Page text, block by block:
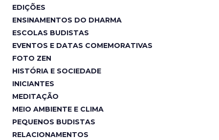
EDIÇÕES
ENSINAMENTOS DO DHARMA
ESCOLAS BUDISTAS
EVENTOS E DATAS COMEMORATIVAS
FOTO ZEN
HISTÓRIA E SOCIEDADE
INICIANTES
MEDITAÇÃO
MEIO AMBIENTE E CLIMA
PEQUENOS BUDISTAS
RELACIONAMENTOS